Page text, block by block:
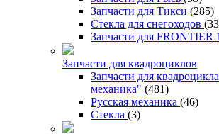
Запчасти для Тикси (285)
Стекла для снегоходов
Запчасти для FRONTIER
Запчасти для квадроциклов
Запчасти для
механика" (481)
Русская механика (46)
Стекла (3)